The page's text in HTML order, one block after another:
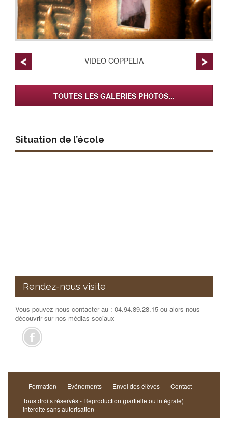
VIDEO COPPELIA
TOUTES LES GALERIES PHOTOS...
Situation de l’école
Rendez-nous visite
Vous pouvez nous contacter au : 04.94.89.28.15 ou alors nous
découvrir sur nos médias sociaux
Formation Evénements Envol des élèves
Contact
Tous droits réservés - Reproduction (partielle ou intégrale)
interdite sans autorisation